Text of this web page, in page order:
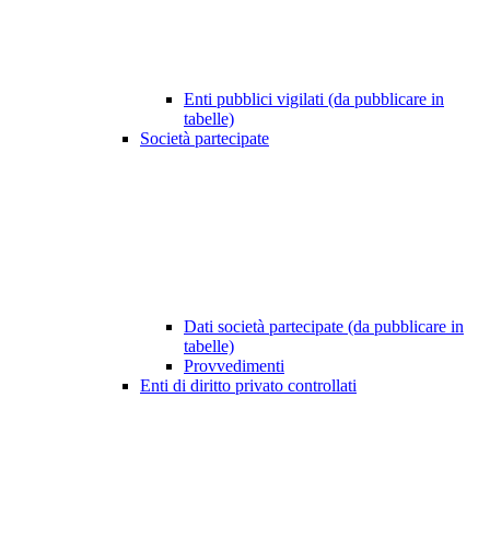
Enti pubblici vigilati (da pubblicare in
tabelle)
Società partecipate
Dati società partecipate (da pubblicare in
tabelle)
Provvedimenti
Enti di diritto privato controllati